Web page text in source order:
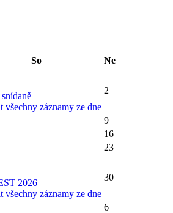
So Ne
všechny záznamy ze dne
2
9
16
23
2026
všechny záznamy ze dne
30
6